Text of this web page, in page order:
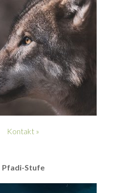
Kontakt »
Pfadi-Stufe